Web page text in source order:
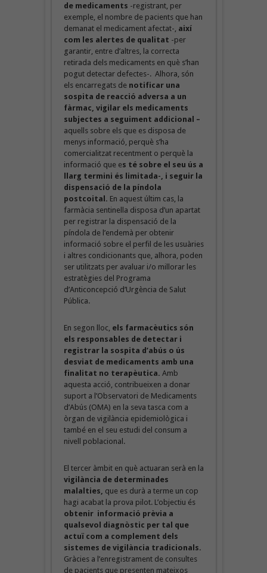
de medicaments -registrant, per
exemple, el nombre de pacients que han
demanat el medicament afectat-, així
com les alertes de qualitat -per
garantir, entre d’altres, la correcta
retirada dels medicaments en què s’han
pogut detectar defectes-. Alhora, són
els encarregats de notificar una
sospita de reacció adversa a un
fàrmac, vigilar els medicaments
subjectes a seguiment addicional –
aquells sobre els que es disposa de
menys informació, perquè s’ha
comercialitzat recentment o perquè la
informació que es té sobre el seu ús a
llarg termini és limitada-, i seguir la
dispensació de la píndola
postcoital. En aquest últim cas, la
farmàcia sentinella disposa d’un apartat
per registrar la dispensació de la
píndola de l’endemà per obtenir
informació sobre el perfil de les usuàries
i altres condicionants que, alhora, poden
ser utilitzats per avaluar i/o millorar les
estratègies del Programa
d’Anticoncepció d’Urgència de Salut
Pública.
En segon lloc, els farmacèutics són
els responsables de detectar i
registrar la sospita d’abús o ús
desviat de medicaments amb una
finalitat no terapèutica. Amb
aquesta acció, contribueixen a donar
suport a l’Observatori de Medicaments
d’Abús (OMA) en la seva tasca com a
òrgan de vigilància epidemiològica i
també en el seu estudi del consum a
nivell poblacional.
El tercer àmbit en què actuaran serà en la
vigilància de determinades
malalties, que es durà a terme un cop
hagi acabat la prova pilot. L’objectiu és
obtenir informació prèvia a
qualsevol diagnòstic per tal que
actuï com a complement dels
sistemes de vigilància tradicionals.
Gràcies a l’enregistrament de consultes
de pacients que presenten mateixos